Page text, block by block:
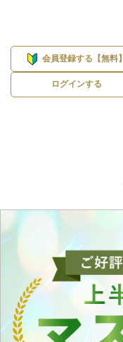
会員登録する【無料】
ログインする